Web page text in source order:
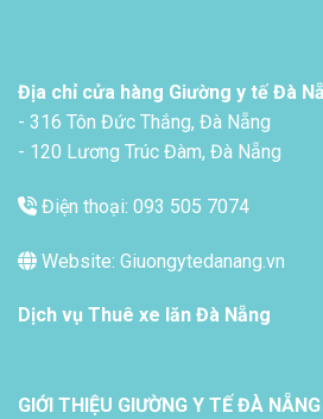
Địa chỉ cửa hàng Giường y tế Đà
- 316 Tôn Đức Thắng, Đà Nẵng
- 120 Lương Trúc Đàm, Đà Nẵng
Điện thoại: 093 505 7074
Website: Giuongytedanang.vn
Dịch vụ Thuê xe lăn Đà Nẵng
GIỚI THIỆU GIƯỜNG Y TẾ ĐÀ NẴNG